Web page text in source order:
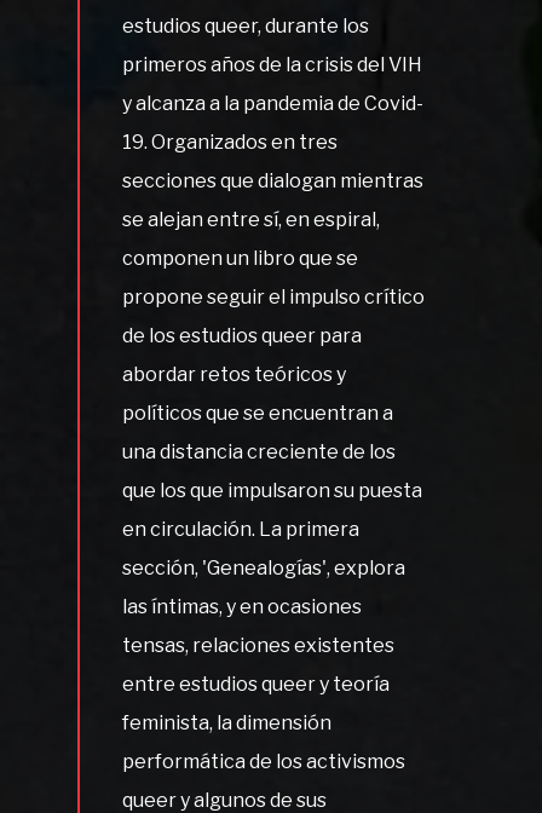
estudios queer, durante los
primeros años de la crisis del VIH
y alcanza a la pandemia de Covid-
19. Organizados en tres
secciones que dialogan mientras
se alejan entre sí, en espiral,
componen un libro que se
propone seguir el impulso crítico
de los estudios queer para
abordar retos teóricos y
políticos que se encuentran a
una distancia creciente de los
que los que impulsaron su puesta
en circulación. La primera
sección, 'Genealogías', explora
las íntimas, y en ocasiones
tensas, relaciones existentes
entre estudios queer y teoría
feminista, la dimensión
performática de los activismos
queer y algunos de sus